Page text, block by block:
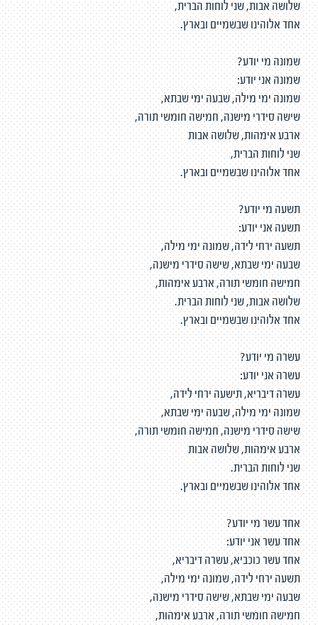
שלושה אבות, שני לוחות הברית,
אחד אלוהינו שבשמיים ובארץ.
שמונה מי יודע?
שמונה אני יודע:
שמונה ימי מילה, שבעה ימי שבתא,
שישה סידרי מישנה, חמישה חומשי תורה,
ארבע אימהות, שלושה אבות
שני לוחות הברית,
אחד אלוהינו שבשמיים ובארץ.
תשעה מי יודע?
תשעה אני יודע:
תשעה ירחי לידה, שמונה ימי מילה,
שבעה ימי שבתא, שישה סידרי מישנה,
חמישה חומשי תורה, ארבע אימהות,
שלושה אבות, שני לוחות הברית.
אחד אלוהינו שבשמיים ובארץ.
עשרה מי יודע?
עשרה אני יודע:
עשרה דיבריא, תישעה ירחי לידה,
שמונה ימי מילה, שבעה ימי שבתא,
שישה סידרי מישנה, חמישה חומשי תורה,
ארבע אימהות, שלושה אבות
שני לוחות הברית.
אחד אלוהינו שבשמיים ובארץ.
אחד עשר מי יודע?
אחד עשר אני יודע:
אחד עשר כוכביא, עשרה דיבריא,
תשעה ירחי לידה, שמונה ימי מילה,
שבעה ימי שבתא, שישה סידרי מישנה,
חמישה חומשי תורה, ארבע אימהות,